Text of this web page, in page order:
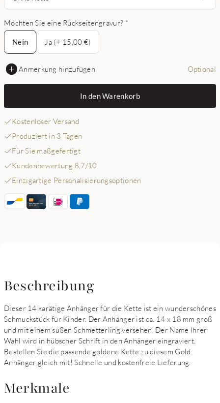
Möchten Sie eine Rückseitengravur? *
Nein
Nein
Ja (+ 15,00 €)
Anmerkung hinzufügen Optional
In den Warenkorb
Kostenloser Versand
Produziert in 3 Tagen
Für Sie maßgefertigt
Kundenbewertung 8,7/10
Einzigartige Personalisierungsoptionen
Beschreibung
Dieser 14 karätige Anhänger für die Kette ist ein wunderschönes
Schmuckstück für Kinder. Der Anhänger ist ca. 14 x 18 mm groß
und mit einem süßen Schmetterling versehen. Der Name Ihrer
Wahl wird in hübscher Schrift in den Anhänger eingraviert.
Bestellen Sie die passende goldene Kette zu diesem Gold
Anhänger gleich mit! Schnelle und kostenfreie Lieferung.
Merkmale